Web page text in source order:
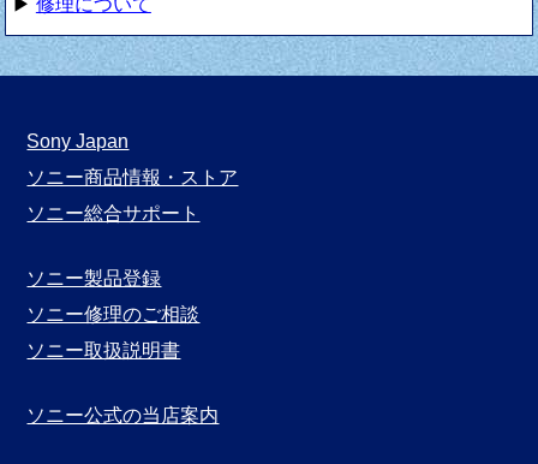
Sony Japan
ソニー商品情報・ストア
ソニー総合サポート
ソニー製品登録
ソニー修理のご相談
ソニー取扱説明書
ソニー公式の当店案内